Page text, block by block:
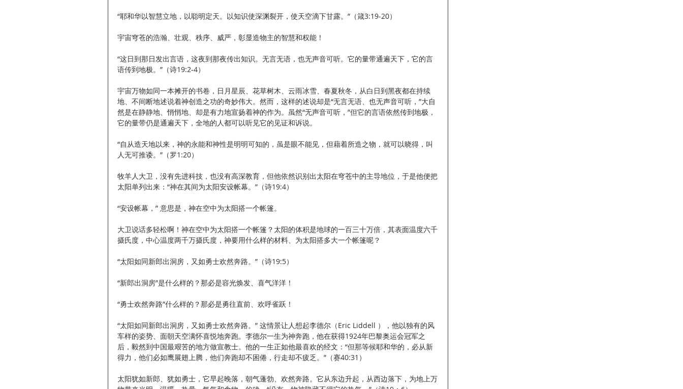
“耶和华以智慧立地，以聪明定天。以知识使深渊裂开，使天空滴下甘露。”（箴3:19-20）
宇宙穹苍的浩瀚、壮观、秩序、威严，彰显造物主的智慧和权能！
“这日到那日发出言语，这夜到那夜传出知识。无言无语，也无声音可听。它的量带通遍天下，它的言
语传到地极。”（诗19:2-4）
宇宙万物如同一本摊开的书卷，日月星辰、花草树木、云雨冰雪、春夏秋冬，从白日到黑夜都在持续
地、不间断地述说着神创造之功的奇妙伟大。然而，这样的述说却是“无言无语、也无声音可听，”大自
然是在静静地、悄悄地、却是有力地宣扬着神的作为。虽然“无声音可听，”但它的言语依然传到地极，
它的量带仍是通遍天下，全地的人都可以听见它的见证和诉说。
“自从造天地以来，神的永能和神性是明明可知的，虽是眼不能见，但藉着所造之物，就可以晓得，叫
人无可推诿。”（罗1:20）
牧羊人大卫，没有先进科技，也没有高深教育，但他依然识别出太阳在穹苍中的主导地位，于是他便把
太阳单列出来：“神在其间为太阳安设帐幕。”（诗19:4）
“安设帐幕，” 意思是，神在空中为太阳搭一个帐篷。
大卫说话多轻松啊！神在空中为太阳搭一个帐篷？太阳的体积是地球的一百三十万倍，其表面温度六千
摄氏度，中心温度两千万摄氏度，神要用什么样的材料、为太阳搭多大一个帐篷呢？
“太阳如同新郎出洞房，又如勇士欢然奔路。”（诗19:5）
“新郎出洞房”是什么样的？那必是容光焕发、喜气洋洋！
“勇士欢然奔路”什么样的？那必是勇往直前、欢呼雀跃！
“太阳如同新郎出洞房，又如勇士欢然奔路。” 这情景让人想起李德尔（Eric Liddell ），他以独有的风
车样的姿势、面朝天空满怀喜悦地奔跑。李德尔一生为神奔跑，他在获得1924年巴黎奥运会冠军之
后，毅然到中国最艰苦的地方做宣教士。他的一生正如他最喜欢的经文：“但那等候耶和华的，必从新
得力，他们必如鹰展翅上腾，他们奔跑却不困倦，行走却不疲乏。”（赛40:31）
太阳犹如新郎、犹如勇士，它早起晚落，朝气蓬勃、欢然奔路。它从东边升起，从西边落下，为地上万